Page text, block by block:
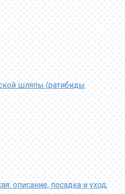
шляпы (ратибиды
описание, посадка и уход,